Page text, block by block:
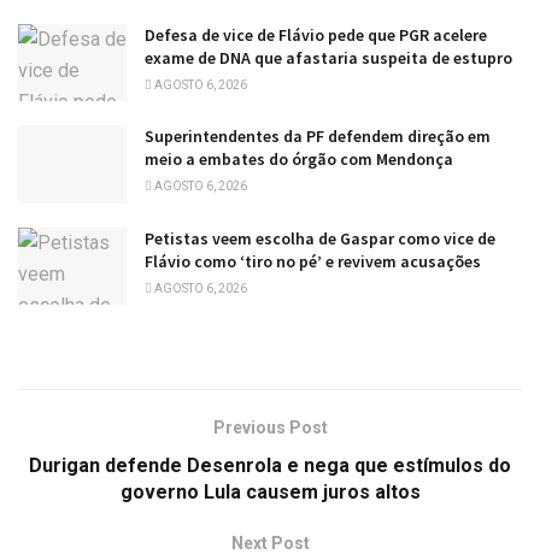
Defesa de vice de Flávio pede que PGR acelere
exame de DNA que afastaria suspeita de estupro
AGOSTO 6, 2026
Superintendentes da PF defendem direção em
meio a embates do órgão com Mendonça
AGOSTO 6, 2026
Petistas veem escolha de Gaspar como vice de
Flávio como ‘tiro no pé’ e revivem acusações
AGOSTO 6, 2026
Previous Post
Durigan defende Desenrola e nega que estímulos do
governo Lula causem juros altos
Next Post